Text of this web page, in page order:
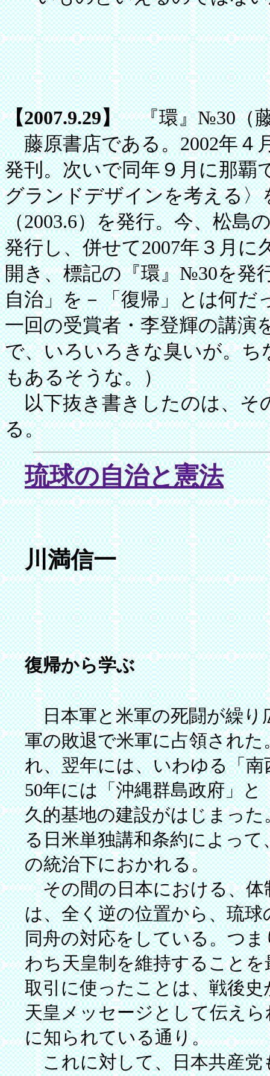
【2007.9.29】『環』№30（藤
藤原書店である。2002年４
発刊。次いで同年９月に那
グランドデザインを考える
（2003.6）を発行。今、松島
発行し、併せて2007年３月
開き、標記の『環』№30を発
自治」を－「復帰」とは何だ
一回の受賞者・李登輝の講演
で、いろいろきな臭いが。ち
もあるそうな。）
以下抜き書きしたのは、そ
る。
琉球の自治と憲法
川満信一
復帰から学ぶ
日本軍と米軍の死闘が繰り
軍の敗退で米軍に占領され
れ、翌年には、いわゆる「
50年には「沖縄群島政府」
久的基地の建設がはじまっ
る日米単独講和条約によっ
の統治下におかれる。
その間の日本における、体
は、全く逆の位置から、琉
同舟の対応をしている。つ
わち天皇制を維持すること
取引に使ったことは、戦後
天皇メッセージとして伝え
に知られている通り。
これに対して、日本共産党